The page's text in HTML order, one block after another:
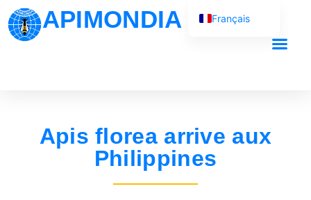
APIMONDIA
Apis florea arrive aux
Philippines
Français
Русский